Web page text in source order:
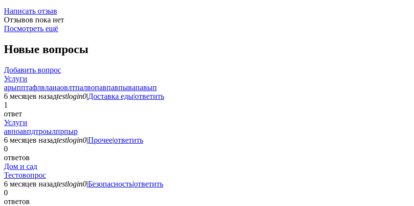
Написать отзыв
Отзывов пока нет
Посмотреть ещё
Новые вопросы
Добавить вопрос
Услуги
арыпптафлвлаиаовлтпалвопавпавпывапавып
6 месяцев назадtestlogin0|Доставка еды|ответить
1
ответ
Услуги
авпоавпдтроылпрпыр
6 месяцев назадtestlogin0|Прочее|ответить
0
ответов
Дом и сад
Тестовопрос
6 месяцев назадtestlogin0|Безопасность|ответить
0
ответов